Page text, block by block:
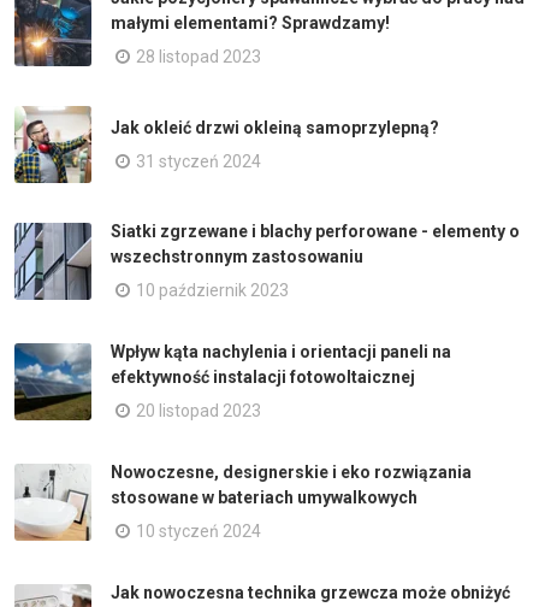
małymi elementami? Sprawdzamy!
28 listopad 2023
Jak okleić drzwi okleiną samoprzylepną?
31 styczeń 2024
Siatki zgrzewane i blachy perforowane - elementy o
wszechstronnym zastosowaniu
10 październik 2023
Wpływ kąta nachylenia i orientacji paneli na
efektywność instalacji fotowoltaicznej
20 listopad 2023
Nowoczesne, designerskie i eko rozwiązania
stosowane w bateriach umywalkowych
10 styczeń 2024
Jak nowoczesna technika grzewcza może obniżyć